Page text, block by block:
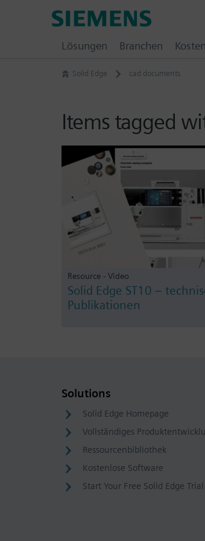
Solid Edge cad documents
Items tagged
Resource - Video
Solid Edge ST10 –
Publikationen
Solutions
Solid Edge Homepage
Vollständiges
Ressourcenbibliothek
Kostenlose Software
Start Your Free Solid Edge Trial
Lösungen Branchen